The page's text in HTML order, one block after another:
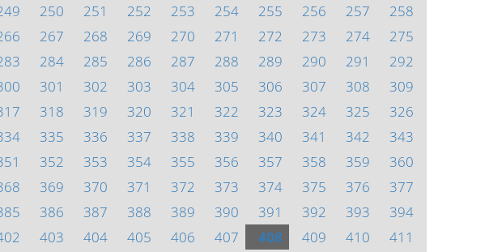
250 251 252 253 254 255 256 257
258
267 268 269 270 271 272 273 274
275
284 285 286 287 288 289 290 291
292
301 302 303 304 305 306 307 308
309
318 319 320 321 322 323 324 325
326
335 336 337 338 339 340 341 342
343
352 353 354 355 356 357 358 359
360
369 370 371 372 373 374 375 376
377
386 387 388 389 390 391 392 393
394
403 404 405 406 407 408 409 410
411